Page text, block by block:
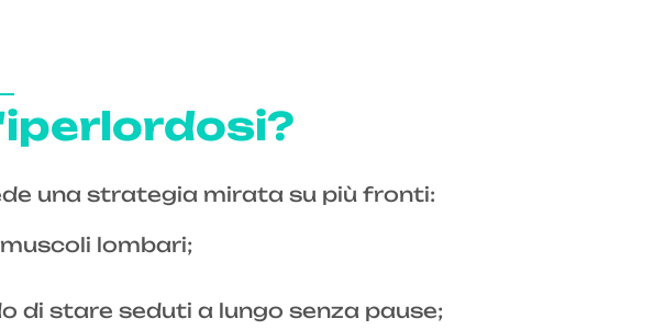
una strategia mirata su più fronti:
lombari;
di stare seduti a lungo senza pause;